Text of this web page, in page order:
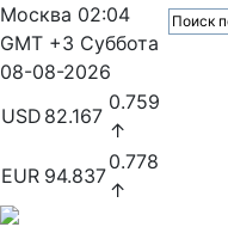
Москва 02:04
GMT +3 Суббота
08-08-2026
USD 82.167
0.759
↑
EUR 94.837
0.778
↑